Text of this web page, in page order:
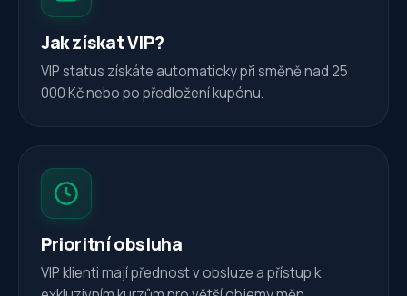
Jak získat VIP?
VIP status získáte automaticky při směně nad 25
000 Kč nebo po předložení kupónu.
Prioritní obsluha
VIP klienti mají přednost v obsluze a přístup k